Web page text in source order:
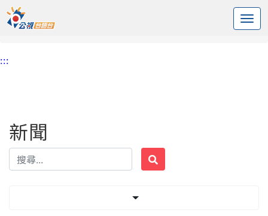
中央內容區塊
頭頁
:::
新聞